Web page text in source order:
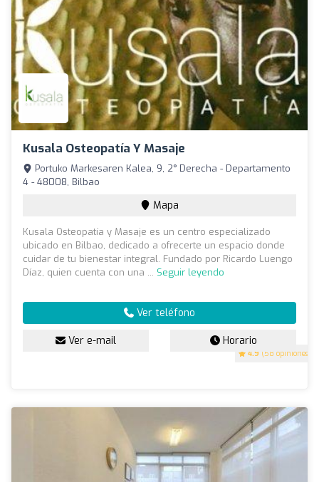
Kusala Osteopatía Y Masaje
4.9 (58 opiniones)
Portuko Markesaren Kalea, 9, 2° Derecha - Departamento
4 - 48008, Bilbao
Mapa
Kusala Osteopatía y Masaje es un centro especializado
ubicado en Bilbao, dedicado a ofrecerte un espacio donde
cuidar de tu bienestar integral. Fundado por Ricardo Luengo
Díaz, quien cuenta con una ... Seguir leyendo
Ver teléfono
Ver e-mail Horario